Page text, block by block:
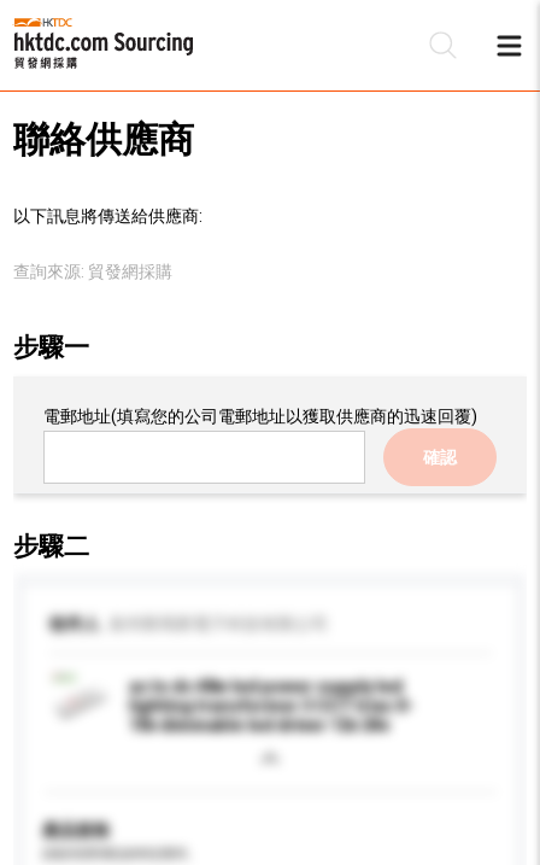
聯絡供應商
以下訊息將傳送給供應商:
查詢來源: 貿發網採購
步驟一
電郵地址(填寫您的公司電郵地址以獲取供應商的迅速回覆)
確認
步驟二
收件人
ac to dc 48w led power supply led
lighting transformer 3 CCT triac 0-
10v dimmable led driver 12v 24v
產品規格